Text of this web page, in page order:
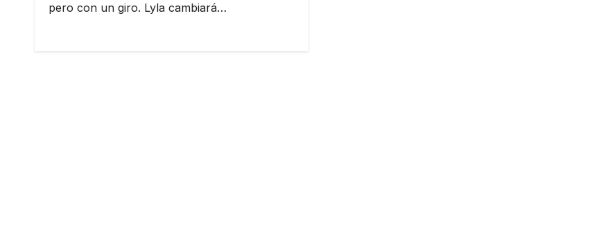
pero con un giro. Lyla cambiará…